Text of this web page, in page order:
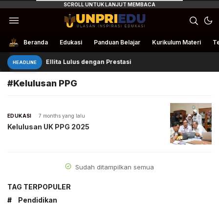
UnpriEdu
Ulasan Inspirasi Edukasi
Beranda Edukasi Panduan Belajar Kurikulum Materi
HEADLINE Ellita Lulus dengan Prestasi
#Kelulusan PPG
EDUKASI 7 months yang lalu
Kelulusan UK PPG 2025
Sudah ditampilkan semua
TAG TERPOPULER
#
Pendidikan